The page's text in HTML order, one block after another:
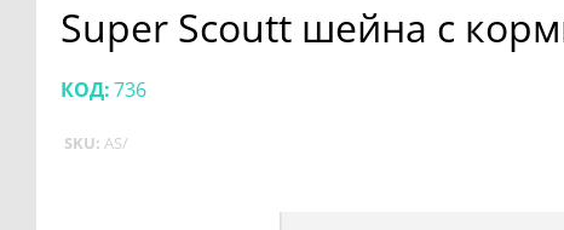
Super Scoutt шейна с
КОД:736
SKU: AS/